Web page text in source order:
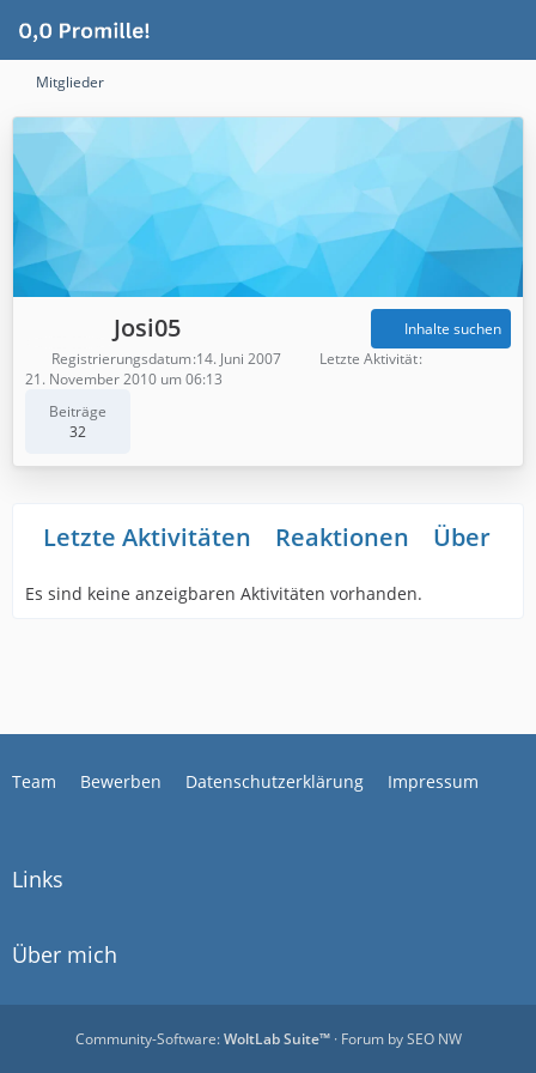
Mitglieder
Josi05
Beiträge
32
Inhalte suchen
Registrierungsdatum 14. Juni 2007
Letzte Aktivität
21. November 2010 um 06:13
Letzte Aktivitäten Reaktionen Über
Es sind keine anzeigbaren Aktivitäten vorhanden.
Team Bewerben Datenschutzerklärung Impressum
Links
Über mich
Community-Software:WoltLab Suite™· Forum bySEO NW